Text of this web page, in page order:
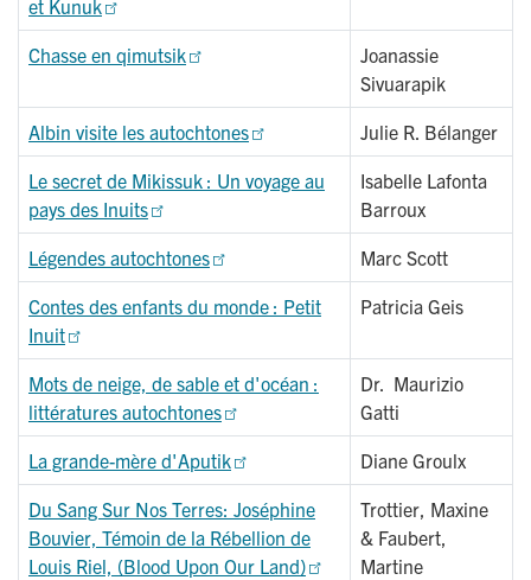
et Kunuk
Chasse en qimutsik
Joanassie
Sivuarapik
Albin visite les autochtones Julie R. Bélanger
Le secret de Mikissuk : Un voyage au
pays des Inuits
Isabelle Lafonta
Barroux
Légendes autochtones Marc Scott
Contes des enfants du monde : Petit
Inuit
Patricia Geis
Mots de neige, de sable et d'océan :
littératures autochtones
Dr. Maurizio
Gatti
La grande-mère d'Aputik Diane Groulx
Du Sang Sur Nos Terres: Joséphine
Bouvier, Témoin de la Rébellion de
Louis Riel, (Blood Upon Our Land)
Trottier, Maxine
& Faubert,
Martine